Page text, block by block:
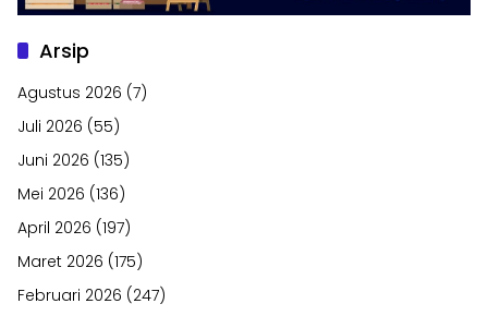
Arsip
Agustus 2026 (7)
Juli 2026 (55)
Juni 2026 (135)
Mei 2026 (136)
April 2026 (197)
Maret 2026 (175)
Februari 2026 (247)